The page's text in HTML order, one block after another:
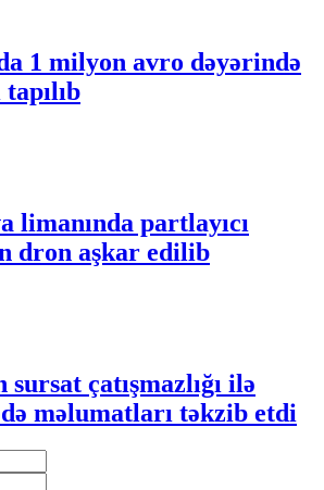
1 milyon avro dəyərində
limanında partlayıcı
dron aşkar edilib
çatışmazlığı ilə
məlumatları təkzib etdi